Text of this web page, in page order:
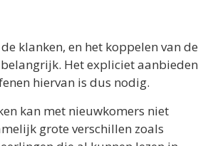
klanken, en het koppelen van de
Het expliciet aanbieden
hiervan is dus nodig.
kan met nieuwkomers niet
grote verschillen zoals